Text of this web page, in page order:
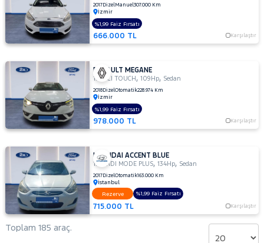
2017DizelManuel307.000 Km
İzmir
666.000 TL Karşılaştır
%1,99 Faiz Fırsatı
RENAULT MEGANE
1.5 DCI TOUCH ,109Hp, Sedan
2018DizelOtomatik228.974 Km
İzmir
978.000 TL Karşılaştır
%1,99 Faiz Fırsatı
HYUNDAI ACCENT BLUE
1.6 CRDI MODE PLUS,134Hp, Sedan
2017DizelOtomatik163.000 Km
İstanbul
715.000 TL Karşılaştır
Rezerve %1,99 Faiz Fırsatı
Toplam 185 araç.